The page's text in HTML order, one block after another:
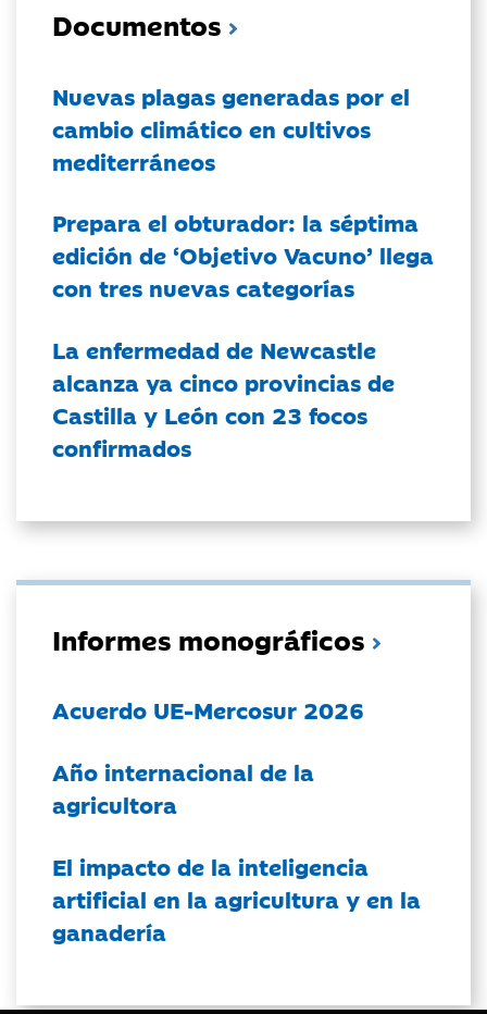
Documentos
Nuevas plagas generadas por el
cambio climático en cultivos
mediterráneos
Prepara el obturador: la séptima
edición de ‘Objetivo Vacuno’ llega
con tres nuevas categorías
La enfermedad de Newcastle
alcanza ya cinco provincias de
Castilla y León con 23 focos
confirmados
Informes monográficos
Acuerdo UE-Mercosur 2026
Año internacional de la
agricultora
El impacto de la inteligencia
artificial en la agricultura y en la
ganadería